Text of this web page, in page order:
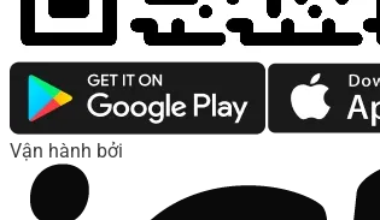
Vận hành bởi